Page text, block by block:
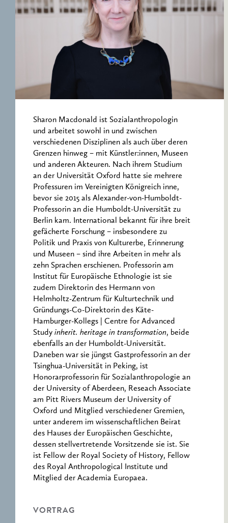
ERNST CASSIRER
ARBEITSSTELLE 1997-
Sharon Macdonald ist Sozialanthropologin
und arbeitet sowohl in und zwischen
verschiedenen Disziplinen als auch über deren
Grenzen hinweg – mit Künstler:innen, Museen
und anderen Akteuren. Nach ihrem Studium
an der Universität Oxford hatte sie mehrere
Professuren im Vereinigten Königreich inne,
bevor sie 2015 als Alexander-von-Humboldt-
Professorin an die Humboldt-Universität zu
Berlin kam. International bekannt für ihre breit
gefächerte Forschung – insbesondere zu
Politik und Praxis von Kulturerbe, Erinnerung
und Museen – sind ihre Arbeiten in mehr als
zehn Sprachen erschienen. Professorin am
Institut für Europäische Ethnologie ist sie
zudem Direktorin des Hermann von
Helmholtz-Zentrum für Kulturtechnik und
Gründungs-Co-Direktorin des Käte-
Hamburger-Kollegs | Centre for Advanced
Study inherit. heritage in transformation, beide
ebenfalls an der Humboldt-Universität.
Daneben war sie jüngst Gastprofessorin an der
Tsinghua-Universität in Peking, ist
Honorarprofessorin für Sozialanthropologie an
der University of Aberdeen, Reseach Associate
am Pitt Rivers Museum der University of
Oxford und Mitglied verschiedener Gremien,
unter anderem im wissenschaftlichen Beirat
des Hauses der Europäischen Geschichte,
dessen stellvertretende Vorsitzende sie ist. Sie
ist Fellow der Royal Society of History, Fellow
des Royal Anthropological Institute und
Mitglied der Academia Europaea.
VORTRAG